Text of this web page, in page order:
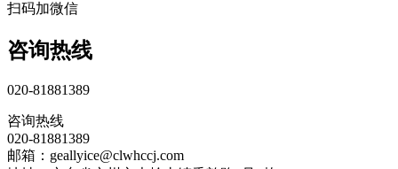
扫码加微信
咨询热线
020-81881389
咨询热线
020-81881389
邮箱：geallyice@clwhccj.com